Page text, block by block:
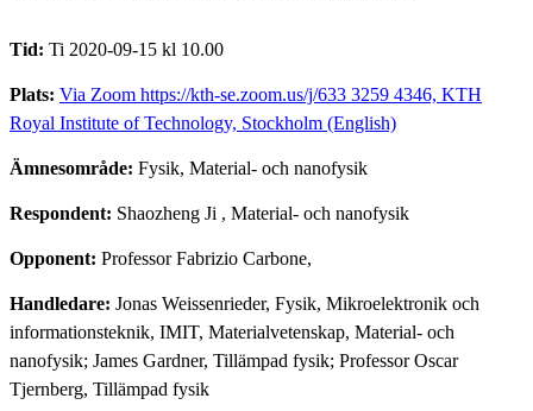
Tid: Ti 2020-09-15 kl 10.00
Plats: Via Zoom https://kth-se.zoom.us/j/633 3259 4346, KTH
Royal Institute of Technology, Stockholm (English)
Ämnesområde: Fysik, Material- och nanofysik
Respondent: Shaozheng Ji , Material- och nanofysik
Opponent: Professor Fabrizio Carbone,
Handledare: Jonas Weissenrieder, Fysik, Mikroelektronik och
informationsteknik, IMIT, Materialvetenskap, Material- och
nanofysik; James Gardner, Tillämpad fysik; Professor Oscar
Tjernberg, Tillämpad fysik